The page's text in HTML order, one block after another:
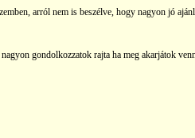
arról nem is beszélve, hogy nagyon jó
gondolkozzatok rajta ha meg akarjátok